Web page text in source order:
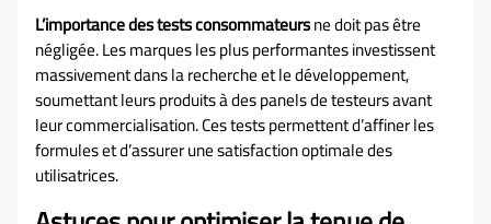
L’importance des tests consommateursne doit pas être
négligée. Les marques les plus performantes investissent
massivement dans la recherche et le développement,
soumettant leurs produits à des panels de testeurs avant
leur commercialisation. Ces tests permettent d’affiner les
formules et d’assurer une satisfaction optimale des
utilisatrices.